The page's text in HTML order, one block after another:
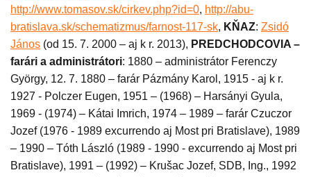
http://www.tomasov.sk/cirkev.php?id=0, http://abu-
bratislava.sk/schematizmus/farnost-117-sk, KŇAZ: Zsidó
János (od 15. 7. 2000 – aj k r. 2013), PREDCHODCOVIA –
farári a administrátori: 1880 – administrátor Ferenczy
György, 12. 7. 1880 – farár Pázmány Karol, 1915 - aj k r.
1927 - Polczer Eugen, 1951 – (1968) – Harsányi Gyula,
1969 - (1974) – Kátai Imrich, 1974 – 1989 – farár Czuczor
Jozef (1976 - 1989 excurrendo aj Most pri Bratislave), 1989
– 1990 – Tóth László (1989 - 1990 - excurrendo aj Most pri
Bratislave), 1991 – (1992) – Krušac Jozef, SDB, Ing., 1992